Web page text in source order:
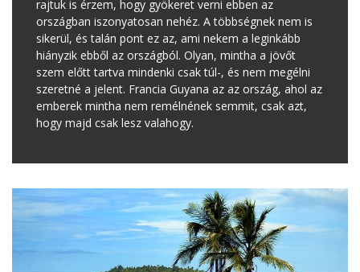
rajtuk is érzem, hogy gyökeret verni ebben az
országban iszonyatosan nehéz. A többségnek nem is
sikerül, és talán pont ez az, ami nekem a leginkább
hiányzik ebből az országból. Olyan, mintha a jövőt
szem előtt tartva mindenki csak túl-, és nem megélni
szeretné a jelent. Francia Guyana az az ország, ahol az
emberek mintha nem remélnének semmit, csak azt,
hogy majd csak lesz valahogy.